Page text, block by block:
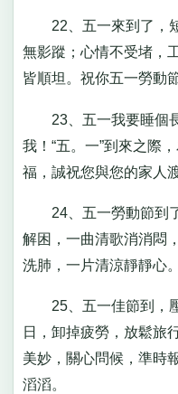
22、五一來到了，短
無影蹤；心情不受堵，
皆順坦。祝你五一勞動
23、五一我要睡個長
我！“五。一”到來之際
福，誠祝您與您的家人
24、五一勞動節到了
解困，一曲清歌消消悶
洗肺，一片清涼靜靜心
25、五一佳節到，壓
日，卸掉疲勞，放鬆旅
美妙，關心問候，準時
滔滔。